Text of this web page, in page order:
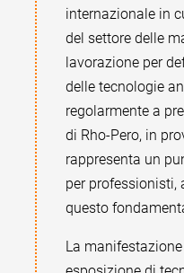
internazionale in
del settore delle
lavorazione per
delle tecnologie
regolarmente a
di Rho-Pero, in
rappresenta un
per professionisti,
questo
La